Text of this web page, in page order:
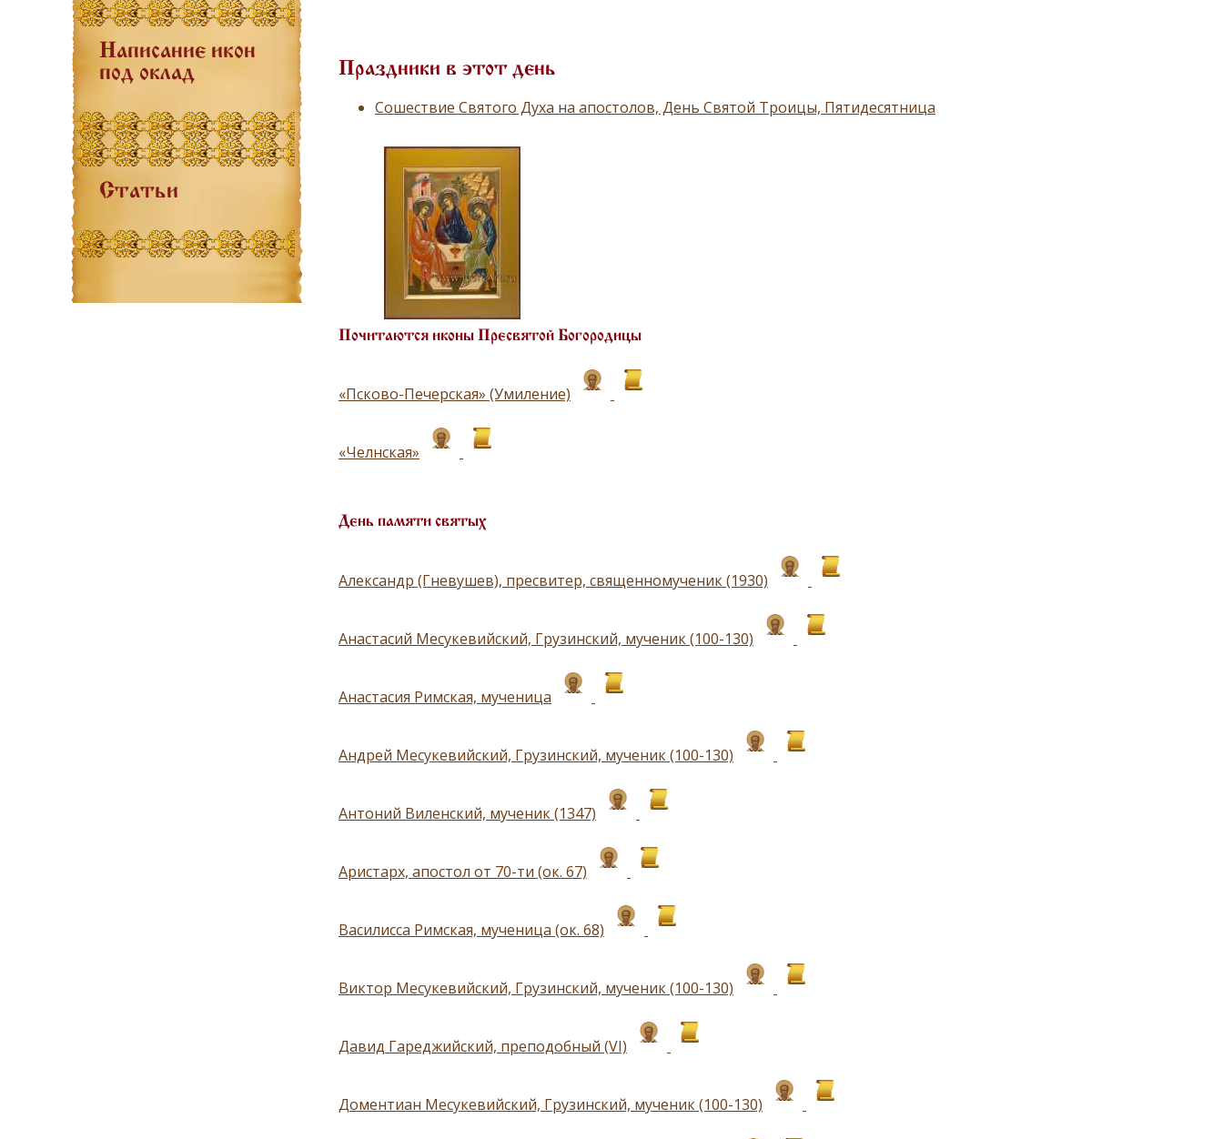
Написание икон
под оклад
Статьи
Праздники в этот день
Сошествие Святого Духа на апостолов, День Святой Троицы, Пятидесятница
Почитаются иконы Пресвятой Богородицы
«Псково-Печерская» (Умиление)
«Челнская»
День памяти святых
Александр (Гневушев), пресвитер, священномученик (1930)
Анастасий Месукевийский, Грузинский, мученик (100-130)
Анастасия Римская, мученица
Андрей Месукевийский, Грузинский, мученик (100-130)
Антоний Виленский, мученик (1347)
Аристарх, апостол от 70-ти (ок. 67)
Василисса Римская, мученица (ок. 68)
Виктор Месукевийский, Грузинский, мученик (100-130)
Давид Гареджийский, преподобный (VI)
Доментиан Месукевийский, Грузинский, мученик (100-130)